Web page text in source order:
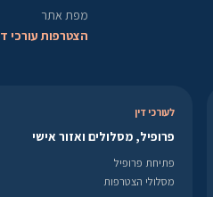
מפת אתר
הצטרפות עורכי
לעורכי דין
פרופיל, מסלולים ואזור אישי
פתיחת פרופיל
מסלולי הצטרפות